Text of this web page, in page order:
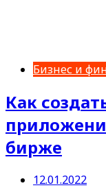
Бизнес и
Как
бирже
12.01.2022